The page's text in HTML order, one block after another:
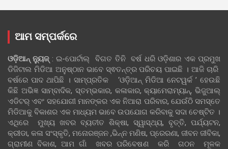
ଆମ ସମ୍ପର୍କରେ
ଓଡ଼ିଆନ୍‍ ନ୍ୟୁଜ୍‍: ଇ-ପୋର୍ଟାଲ୍ ବିଗତ ତିନି ବର୍ଷ ଧରି ଓଡ଼ିଶାର ଏକ ପ୍ରମୁଖ
ଡିଜିଟାଲ ମିଡିଆ ଅନୁଷ୍ଠାନ ଭାବେ ସ୍ଵତନ୍ତ୍ର ପରିଚୟ ପାଇଛି । ଆଜି ଚାରି
ବର୍ଷରେ ପାଦ ଥାପିଛି । ସାମ୍ପ୍ରତିକ ‘ଓଡ଼ିଆନ୍‍ ମିଡିଆ ନେଟୱର୍କ ’ ହେଉଛି
କିଛି ଅଭିଜ୍ଞ ସାମ୍ବାଦିକ, ସ୍ତମ୍ଭକାର, କଳାକାର, କ୍ୟାମେରାମ୍ୟାନ୍, ଭିଜୁଆଲ୍
ଏଡିଟର୍ ଏବଂ ସହଯୋଗୀ ମାନଙ୍କର ଏକ ନିଆରା ପରିବାର, ଯେଉଁଠି ସମସ୍ତେ
ମିଡିଆକୁ ବିକାଶର ଏକ ମାଧ୍ୟମ ଭାବେ ଉପଯୋଗ କରିବାକୁ ସଦା ଚେଷ୍ଟିତ ।
ଏଥିରେ ମୁଖ୍ୟ ଖବର ବ୍ୟତୀତ ଶିକ୍ଷା, ସ୍ୱାସ୍ଥ୍ୟ, ବୃତ୍ତି, ପର୍ଯ୍ୟଟନ,
କ୍ରୀଡା, କଳା ସଂସ୍କୃତି, ମନୋରଞ୍ଜନ ,ଭିନ୍ନ ମଣିଷ, ପ୍ରେରଣା, ଜୀବନ ଜୀବିକା,
ଗ୍ରାମୀଣ ବିକାଶ, ଆମ ଗାଁ ଖବର ପରିବେଷଣ କରି ଗଠନ ମୂଳକ